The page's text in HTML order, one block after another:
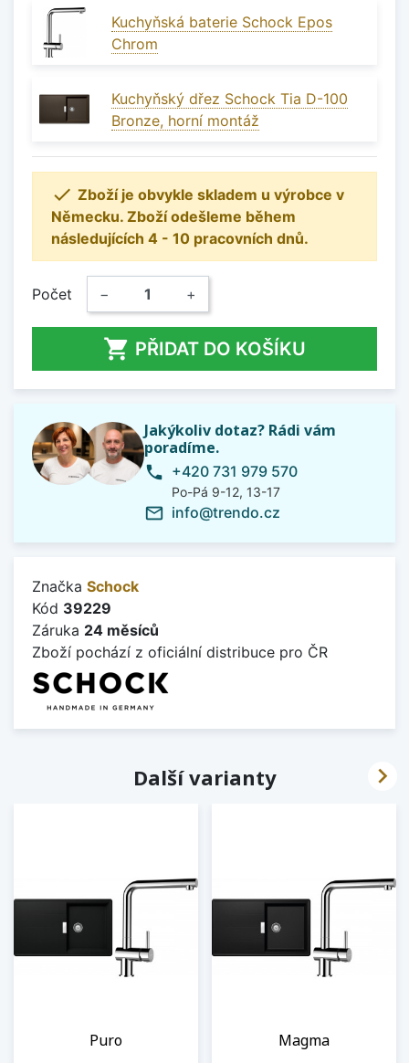
Kuchyňská baterie Schock Epos
Chrom
Kuchyňský dřez Schock Tia D-100
Bronze, horní montáž
 Zboží je obvykle skladem u výrobce v
Německu. Zboží odešleme během
následujících 4 - 10 pracovních dnů.
Počet − +
 PŘIDAT DO KOŠÍKU
Jakýkoliv dotaz? Rádi vám
poradíme.
phone +420 731 979 570
Po-Pá 9-12, 13-17
mail_outline info@trendo.cz
Značka Schock
Kód 39229
Záruka 24 měsíců
Zboží pochází z oficiální distribuce pro ČR
Další varianty
Puro Magma
